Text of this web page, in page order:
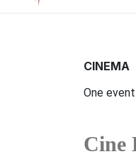
CINEMA
One
Cine